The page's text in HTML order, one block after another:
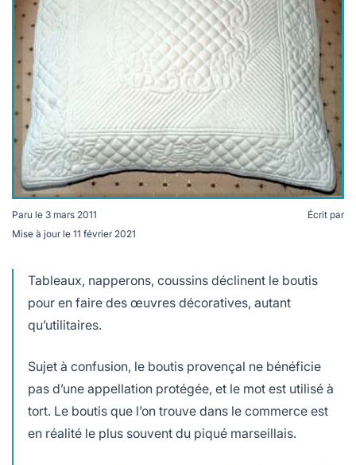
Paru le 3 mars 2011
Mise à jour le 11 février 2021
Écrit par
Tableaux, napperons, coussins déclinent le boutis
pour en faire des œuvres décoratives, autant
qu’utilitaires.
Sujet à confusion, le boutis provençal ne bénéficie
pas d’une appellation protégée, et le mot est utilisé à
tort. Le boutis que l’on trouve dans le commerce est
en réalité le plus souvent du piqué marseillais.